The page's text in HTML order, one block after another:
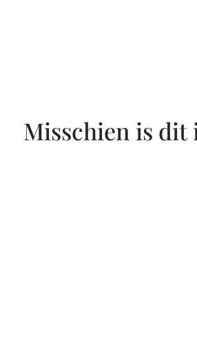
Misschien is dit